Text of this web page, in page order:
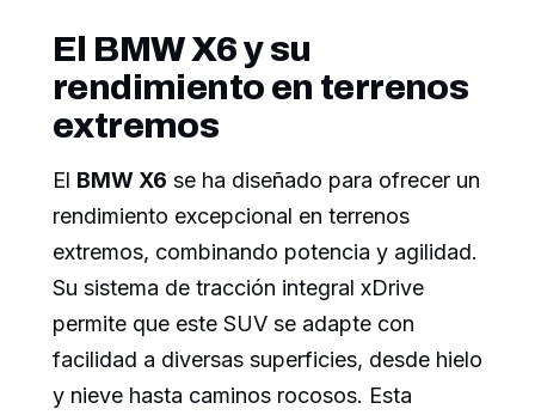
El BMW X6 y su
rendimiento en terrenos
extremos
El BMW X6 se ha diseñado para ofrecer un
rendimiento excepcional en terrenos
extremos, combinando potencia y agilidad.
Su sistema de tracción integral xDrive
permite que este SUV se adapte con
facilidad a diversas superficies, desde hielo
y nieve hasta caminos rocosos. Esta